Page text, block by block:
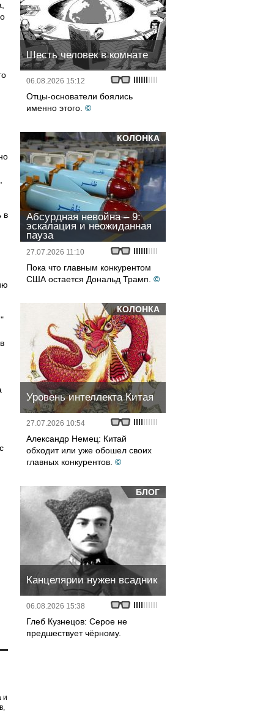
в
и
Шесть человек в комнате
06.08.2026 15:12
Отцы-основатели боялись
именно этого. ©
КОЛОНКА
Абсурдная невойна – 9:
эскалация и неожиданная
пауза
27.07.2026 11:10
Пока что главным конкурентом
США остается Дональд Трамп. ©
КОЛОНКА
Уровень интеллекта Китая
27.07.2026 10:54
Александр Немец: Китай
обходит или уже обошел своих
главных конкурентов. ©
БЛОГ
Канцелярии нужен всадник
06.08.2026 15:38
Глеб Кузнецов: Серое не
предшествует чёрному.